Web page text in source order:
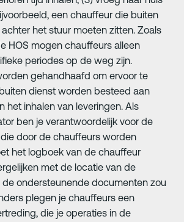
een chauffeur die buiten
het stuur moeten zitten. Zoals
HOS mogen chauffeurs alleen
periodes op de weg zijn.
gehandhaafd om ervoor te
dienst worden besteed aan
het inhalen van leveringen. Als
ben je verantwoordelijk voor de
door de chauffeurs worden
het logboek van de chauffeur
met de locatie van de
de ondersteunende documenten zou
plegen je chauffeurs een
die je operaties in de